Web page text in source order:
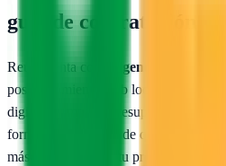
guía de contratación
Reus cuenta con agencias SEO
posicionamiento web local, SEO
digital. Comparar presupuestos reales
forma de asegurarte de que pagas un
más adecuada para tu proyecto.